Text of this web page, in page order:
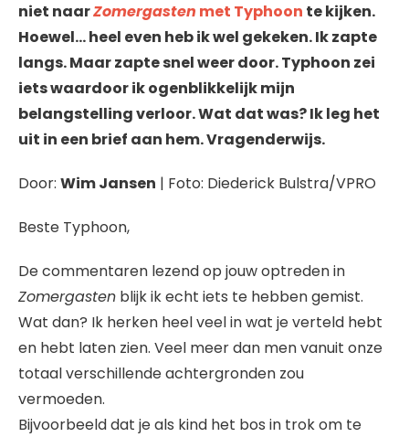
niet naarZomergasten met Typhoon te kijken.
Hoewel… heel even heb ik wel gekeken. Ik zapte
langs. Maar zapte snel weer door. Typhoon zei
iets waardoor ik ogenblikkelijk mijn
belangstelling verloor. Wat dat was? Ik leg het
uit in een brief aan hem. Vragenderwijs.
Door: Wim Jansen | Foto: Diederick Bulstra/VPRO
Beste Typhoon,
De commentaren lezend op jouw optreden in
Zomergasten blijk ik echt iets te hebben gemist.
Wat dan? Ik herken heel veel in wat je verteld hebt
en hebt laten zien. Veel meer dan men vanuit onze
totaal verschillende achtergronden zou
vermoeden.
Bijvoorbeeld dat je als kind het bos in trok om te